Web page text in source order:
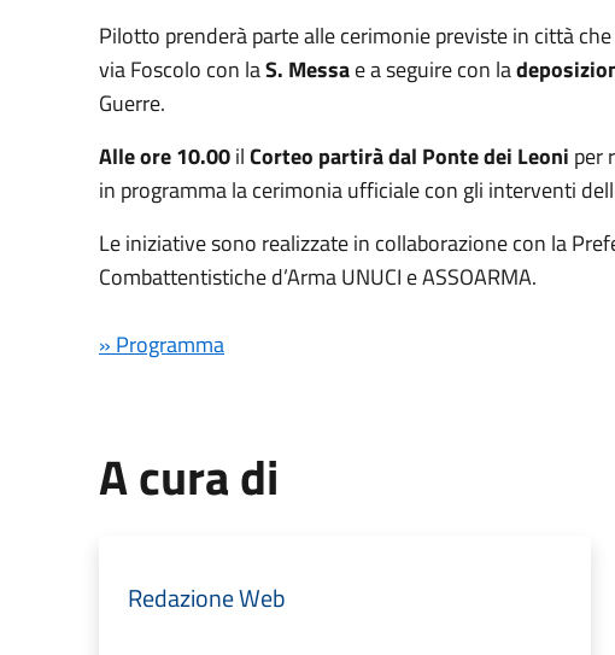
Pilotto prenderà parte alle cerimonie previste in città
via Foscolo con laS. Messae a seguire con la
Guerre.
Alle ore 10.00ilCorteo partirà dal Ponte dei Leoni per
in programma la cerimonia ufficiale con gli interventi
Le iniziative sono realizzate in collaborazione con la
Combattentistiche d’Arma UNUCI e ASSOARMA.
» Programma
A cura di
Redazione Web